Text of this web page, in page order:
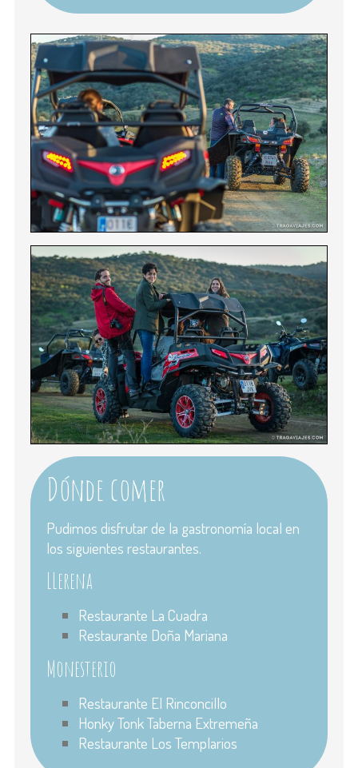
Dónde comer
Pudimos disfrutar de la gastronomía local en
los siguientes restaurantes.
LLerena
Restaurante La Cuadra
Restaurante Doña Mariana
Monesterio
Restaurante El Rinconcillo
Honky Tonk Taberna Extremeña
Restaurante Los Templarios